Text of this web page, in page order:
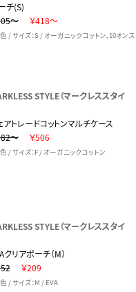
チ(S)
～
￥418～
/ サイズ：S / オーガニックコットン、10オンス
STYLE（マークレススタイ
アトレードコットンマルチケース
～
￥506
/ サイズ：F / オーガニックコットン
STYLE（マークレススタイ
クリアポーチ（M）
￥209
/ サイズ：M / EVA